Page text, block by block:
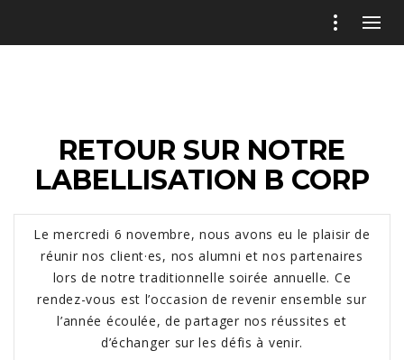
RETOUR SUR NOTRE
LABELLISATION B CORP
Le mercredi 6 novembre, nous avons eu le plaisir de
réunir nos client·es, nos alumni et nos partenaires
lors de notre traditionnelle soirée annuelle. Ce
rendez-vous est l’occasion de revenir ensemble sur
l’année écoulée, de partager nos réussites et
d’échanger sur les défis à venir.